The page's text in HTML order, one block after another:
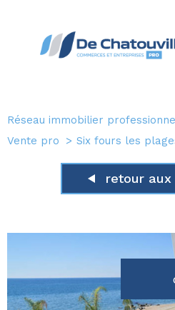
Réseau immobilier
Vente pro
Six fours les
retour